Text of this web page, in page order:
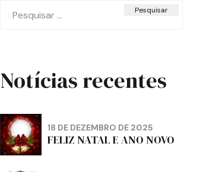
por:
Notícias recentes
18 DE DEZEMBRO DE 2025
FELIZ NATAL E ANO NOVO